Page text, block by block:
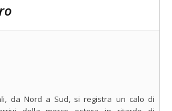
da Nord a Sud, si registra un calo di